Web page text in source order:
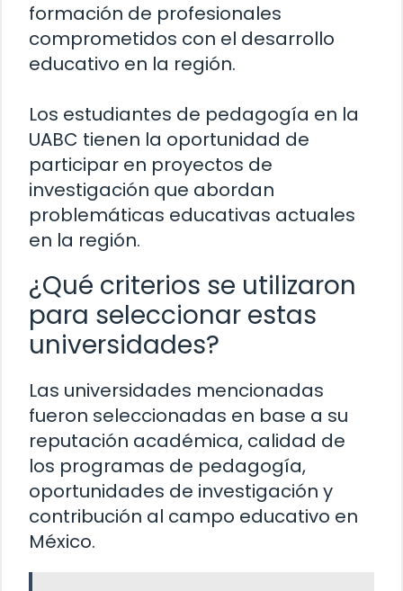
formación de profesionales
comprometidos con el desarrollo
educativo en la región.
Los estudiantes de pedagogía en la
UABC tienen la oportunidad de
participar en proyectos de
investigación que abordan
problemáticas educativas actuales
en la región.
¿Qué criterios se utilizaron
para seleccionar estas
universidades?
Las universidades mencionadas
fueron seleccionadas en base a su
reputación académica, calidad de
los programas de pedagogía,
oportunidades de investigación y
contribución al campo educativo en
México.